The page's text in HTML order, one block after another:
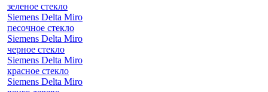
зеленое стекло
Siemens Delta Miro
песочное стекло
Siemens Delta Miro
черное стекло
Siemens Delta Miro
красное стекло
Siemens Delta Miro